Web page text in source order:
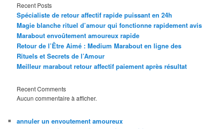
Recent Posts
Spécialiste de retour affectif rapide puissant en 24h
Magie blanche rituel d’amour qui fonctionne rapidement avis
Marabout envoûtement amoureux rapide
Retour de l’Être Aimé : Medium Marabout en ligne des
Rituels et Secrets de l’Amour
Meilleur marabout retour affectif paiement après résultat
Recent Comments
Aucun commentaire à afficher.
annuler un envoutement amoureux